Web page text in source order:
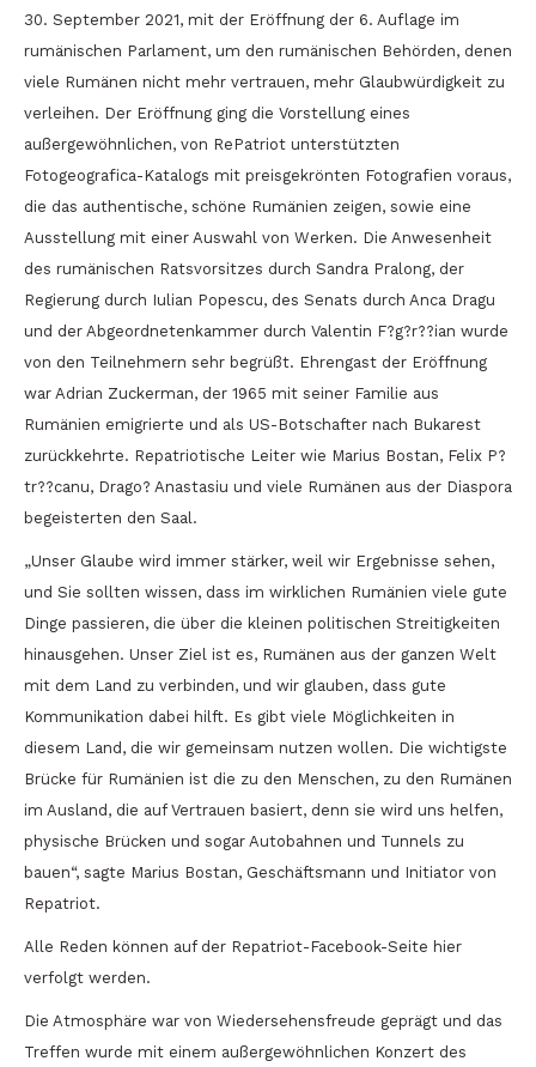
30. September 2021, mit der Eröffnung der 6. Auflage im
rumänischen Parlament, um den rumänischen Behörden, denen
viele Rumänen nicht mehr vertrauen, mehr Glaubwürdigkeit zu
verleihen. Der Eröffnung ging die Vorstellung eines
außergewöhnlichen, von RePatriot unterstützten
Fotogeografica-Katalogs mit preisgekrönten Fotografien voraus,
die das authentische, schöne Rumänien zeigen, sowie eine
Ausstellung mit einer Auswahl von Werken. Die Anwesenheit
des rumänischen Ratsvorsitzes durch Sandra Pralong, der
Regierung durch Iulian Popescu, des Senats durch Anca Dragu
und der Abgeordnetenkammer durch Valentin F?g?r??ian wurde
von den Teilnehmern sehr begrüßt. Ehrengast der Eröffnung
war Adrian Zuckerman, der 1965 mit seiner Familie aus
Rumänien emigrierte und als US-Botschafter nach Bukarest
zurückkehrte. Repatriotische Leiter wie Marius Bostan, Felix P?
tr??canu, Drago? Anastasiu und viele Rumänen aus der Diaspora
begeisterten den Saal.
„Unser Glaube wird immer stärker, weil wir Ergebnisse sehen,
und Sie sollten wissen, dass im wirklichen Rumänien viele gute
Dinge passieren, die über die kleinen politischen Streitigkeiten
hinausgehen. Unser Ziel ist es, Rumänen aus der ganzen Welt
mit dem Land zu verbinden, und wir glauben, dass gute
Kommunikation dabei hilft. Es gibt viele Möglichkeiten in
diesem Land, die wir gemeinsam nutzen wollen. Die wichtigste
Brücke für Rumänien ist die zu den Menschen, zu den Rumänen
im Ausland, die auf Vertrauen basiert, denn sie wird uns helfen,
physische Brücken und sogar Autobahnen und Tunnels zu
bauen“, sagte Marius Bostan, Geschäftsmann und Initiator von
Repatriot.
Alle Reden können auf der Repatriot-Facebook-Seite hier
verfolgt werden.
Die Atmosphäre war von Wiedersehensfreude geprägt und das
Treffen wurde mit einem außergewöhnlichen Konzert des